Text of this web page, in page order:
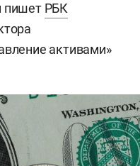
пишет РБК
активами»